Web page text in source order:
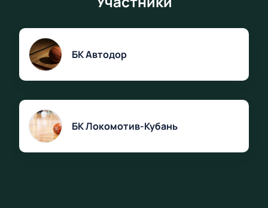
БК Автодор
БК Локомотив-Кубань